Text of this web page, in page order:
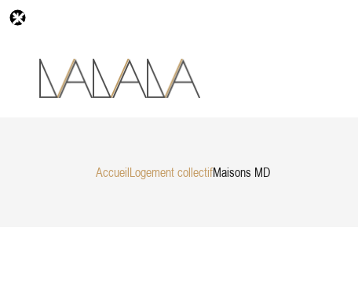
AccueilLogement collectifMaisons MD